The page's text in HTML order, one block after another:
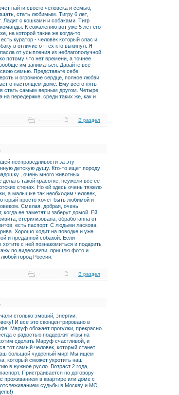
найти своего человека и семью,
стать любимым. Тигру 6 лет,
Ладит с кошками и собаками. Тигр
К сожалению вот уже 5 лет его
на которой такие же когда-то
куратор - человек который спас и
в отличие от тех кто выкинул. Я
от усыпления из неблагополучной
потому что нет времени, а точнее
им заниматься. Давайте все
семью. Представьте себе:
и огромное сердце, полное любви.
о настоящем доме. Ему всего пять
стать самым верным другом. Четыре
на передержке, среди таких же, как и
В раздел
несправедливости за эту
детскую душу. Кто-то ищет породу
, очень много животных
такой красотке, неужели все её
стенах. Но ей здесь очень тяжело
а малышке так необходим человек,
просто хочет быть любимой и
Смелая, добрая, очень
когда ее заметят и заберут домой. Ей
стерилизована, обработанна от
есть паспорт. С людьми ласкова,
Хорошо ходит на поводке и уже
и преданной собакой. Если
с ней познакомиться и подарить
по видеосвязи, пришлю фото и
город России.
В раздел
столько эмоций, энергии,
И все это сконцентрировано в
Маруф обожает прогулки, прекрасно
с радостью поддержит игры на
сделать Маруф счастливой, и
тот самый человек, который станет
большой чудесный мир! Мы ищем
который сможет укротить наш
в нужное русло. Возраст 2 года,
Пристраивается по договору
проживанием в квартире или доме с
судьбы в Москву и МО